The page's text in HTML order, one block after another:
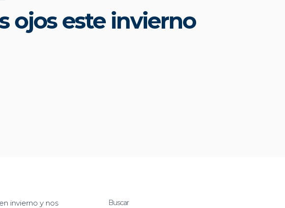
ojos este invierno
invierno y nos
Buscar